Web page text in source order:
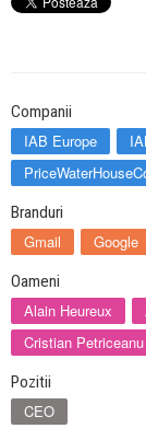
Companii
IAB Europe
Branduri
Gmail Google
Oameni
Alain Heureux
Cristian Petriceanu
Pozitii
CEO